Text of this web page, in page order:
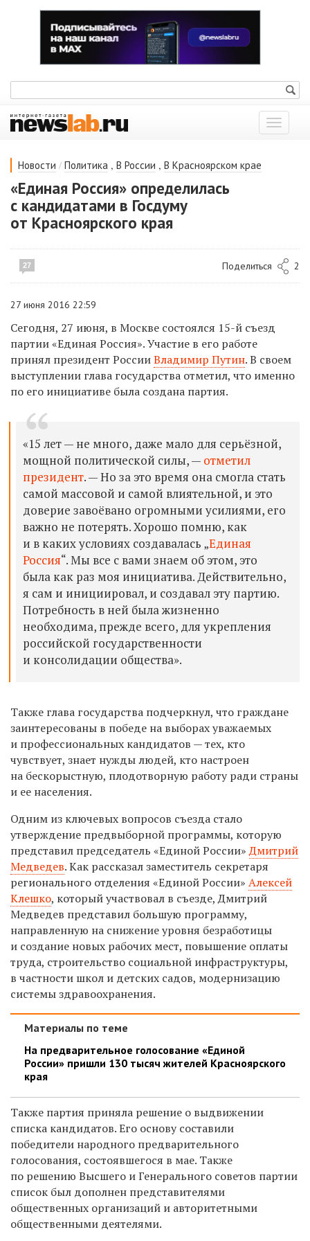
Показать
меню
Новости / Политика , В России , В Красноярском крае
«Единая Россия» определилась
с кандидатами в Госдуму
от Красноярского края
27 Поделиться 2
27 июня 2016 22:59
Сегодня, 27 июня, в Москве состоялся 15-й съезд
партии «Единая Россия». Участие в его работе
принял президент РоссииВладимир Путин. В своем
выступлении глава государства отметил, что именно
по его инициативе была создана партия.
«15 лет — не много, даже мало для серьёзной,
мощной политической силы, — отметил
президент. — Но за это время она смогла стать
самой массовой и самой влиятельной, и это
доверие завоёвано огромными усилиями, его
важно не потерять. Хорошо помню, как
и в каких условиях создавалась „Единая
Россия“. Мы все с вами знаем об этом, это
была как раз моя инициатива. Действительно,
я сам и инициировал, и создавал эту партию.
Потребность в ней была жизненно
необходима, прежде всего, для укрепления
российской государственности
и консолидации общества».
Также глава государства подчеркнул, что граждане
заинтересованы в победе на выборах уважаемых
и профессиональных кандидатов — тех, кто
чувствует, знает нужды людей, кто настроен
на бескорыстную, плодотворную работу ради страны
и ее населения.
Одним из ключевых вопросов съезда стало
утверждение предвыборной программы, которую
представил председатель «Единой России»Дмитрий
Медведев.Как рассказалзаместитель секретаря
регионального отделения «Единой России» Алексей
Клешко, который участвовал в съезде, Дмитрий
Медведев представил большую программу,
направленную на снижение уровня безработицы
и создание новых рабочих мест, повышение оплаты
труда, строительство социальной инфраструктуры,
в частности школ и детских садов, модернизацию
системы здравоохранения.
Материалы по теме
На предварительное голосование «Единой
России» пришли 130 тысяч жителей Красноярского
края
Также партия приняла решение о выдвижении
списка кандидатов. Его основу составили
победители народного предварительного
голосования, состоявшегося в мае. Также
по решению Высшего и Генерального советов партии
список был дополнен представителями
общественных организаций и авторитетными
общественными деятелями.